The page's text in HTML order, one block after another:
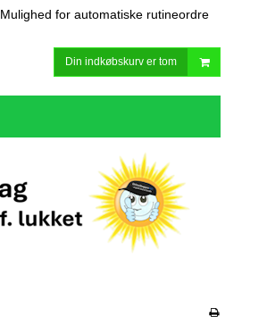
Mulighed for automatiske rutineordre
Din indkøbskurv er tom